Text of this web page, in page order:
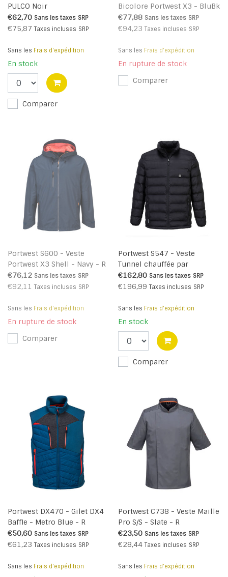
PULCO Noir
€62,70 Sans les taxes SRP
€75,87 Taxes incluses SRP
Sans les Frais d'expédition
En stock
Comparer
Bicolore Portwest X3 - BluBk
- R
€77,88 Sans les taxes SRP
€94,23 Taxes incluses SRP
Sans les Frais d'expédition
En rupture de stock
Comparer
Portwest S600 - Veste
Portwest X3 Shell - Navy - R
€76,12 Sans les taxes SRP
€92,11 Taxes incluses SRP
Sans les Frais d'expédition
En rupture de stock
Comparer
Portwest S547 - Veste
Tunnel chauffée par
ultrasons - Black - R
€162,80 Sans les taxes SRP
€196,99 Taxes incluses SRP
Sans les Frais d'expédition
En stock
Comparer
Portwest DX470 - Gilet DX4
Baffle - Metro Blue - R
€50,60 Sans les taxes SRP
€61,23 Taxes incluses SRP
Sans les Frais d'expédition
Portwest C738 - Veste Maille
Pro S/S - Slate - R
€23,50 Sans les taxes SRP
€28,44 Taxes incluses SRP
Sans les Frais d'expédition